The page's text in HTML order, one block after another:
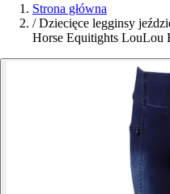
Strona główna
/ Dziecięce legginsy
Horse Equitights LouLou